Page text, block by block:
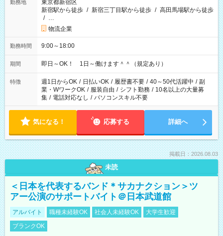
勤務地
東京都新宿区
新宿駅から徒歩 / 新宿三丁目駅から徒歩 / 高田馬場駅から徒歩
/ …
物流企業
勤務時間 9:00～18:00
期間 即日～OK！ 1日～働けます＾＾（規定あり）
特徴 週1日からOK / 日払いOK / 履歴書不要 / 40～50代活躍中 / 副
業・WワークOK / 服装自由 / シフト勤務 / 10名以上の大量募
集 / 電話対応なし / パソコンスキル不要
気になる！ 応募する 詳細へ
掲載日：2026.08.03
未読
＜日本を代表するバンド＊サカナクション＞ツ
アー公演のサポートバイト＠日本武道館
アルバイト 職種未経験OK 社会人未経験OK
大学生歓迎
ブランクOK